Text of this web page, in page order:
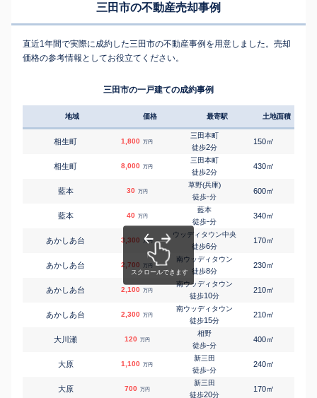
三田市の不動産売却事例
直近1年間で実際に成約した三田市の不動産事例を用意しました。売却
価格の参考情報としてお役立てください。
三田市の一戸建ての成約事例
地域 価格 最寄駅 土地面積
相生町 1,800 万円
三田本町
徒歩2分
150㎡
相生町 8,000 万円
三田本町
徒歩2分
430㎡
藍本 30 万円
草野(兵庫)
徒歩-分
600㎡
藍本 40 万円
藍本
徒歩-分
340㎡
あかしあ台 3,300 万円
ウッディタウン中央
徒歩6分
170㎡
あかしあ台 2,700 万円
南ウッディタウン
徒歩8分
230㎡
あかしあ台 2,100 万円
南ウッディタウン
徒歩10分
210㎡
あかしあ台 2,300 万円
南ウッディタウン
徒歩15分
210㎡
大川瀬 120 万円
相野
徒歩-分
400㎡
大原 1,100 万円
新三田
徒歩-分
240㎡
大原 700 万円
新三田
徒歩20分
170㎡